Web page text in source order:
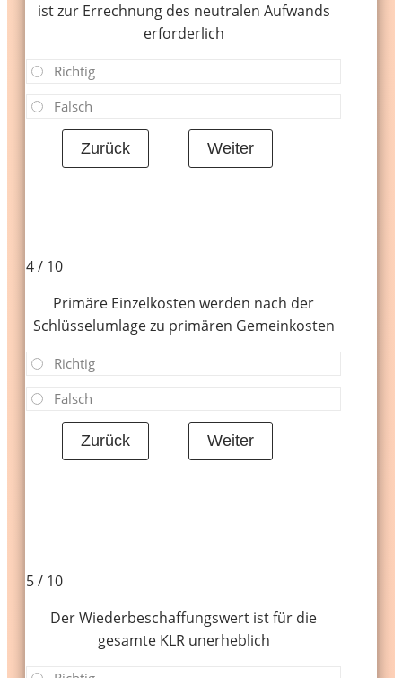
ist zur Errechnung des neutralen Aufwands
erforderlich
Richtig
Falsch
4 / 10
Primäre Einzelkosten werden nach der
Schlüsselumlage zu primären Gemeinkosten
Richtig
Falsch
5 / 10
Der Wiederbeschaffungswert ist für die
gesamte KLR unerheblich